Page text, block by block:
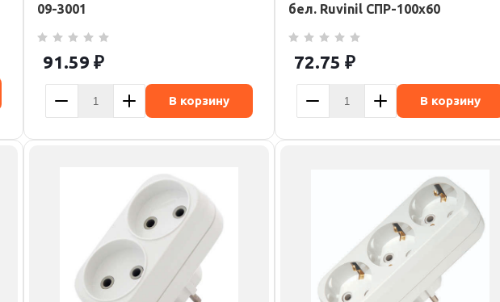
09-3001
91.59 ₽
В корзину
бел. Ruvinil СПР-100х60
72.75 ₽
В корзину